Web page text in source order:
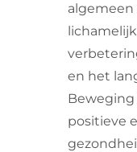
algemeen
en het
Beweging
positieve